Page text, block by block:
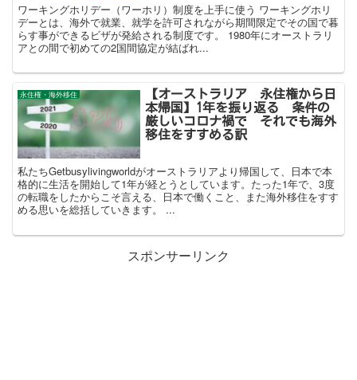
ワーキングホリデー（ワーホリ）制度を上手に使う ワーキングホリ
デーとは、海外で就業、就学を許可されながら期間限定でその国で暮
らす事ができるビザが発給される制度です。 1980年にオーストラリ
アとの間で初めての2国間協定が結ばれ...
永住権・海外移住
【オーストラリア 永住権から日
本帰国】1年を振り返る 条件の
厳しいコロナ禍で それでも海外
移住をすすめる訳
私たちGetbusylivingworldがオーストラリアより帰国して、日本で本
格的に生活を開始して1年が経とうとしています。たった1年で、3度
の転職をしたからこそ言える、日本で働くこと、また海外移住をすす
める思いを総括していきます。 ...
スポンサーリンク